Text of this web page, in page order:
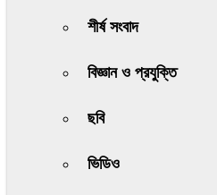
শীর্ষ সংবাদ
বিজ্ঞান ও প্রযুক্তি
ছবি
ভিডিও